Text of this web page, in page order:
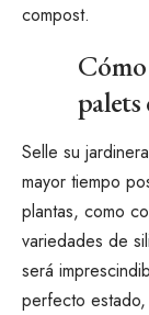
compost.
Selle su
mayor tiempo
plantas, como
variedades de
será
perfecto